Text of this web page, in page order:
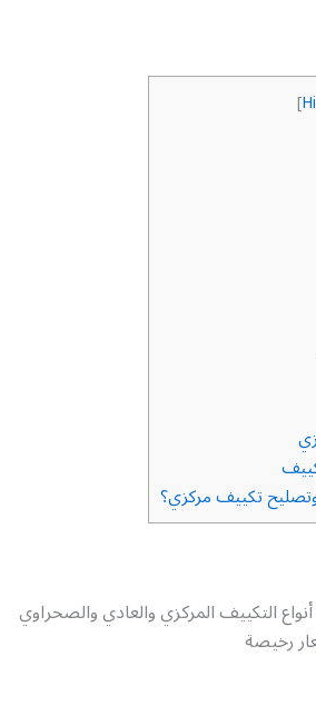
]
تكييف مركزي؟
التكييف المركزي والعادي والصحراوي
رخيصة